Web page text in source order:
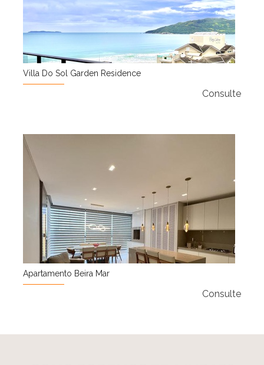
Villa Do Sol Garden Residence
Consulte
Apartamento Beira Mar
Consulte